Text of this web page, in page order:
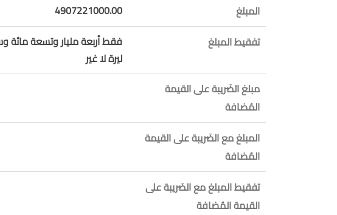
المبلغ
4907221000.00
تفقيط المبلغ
فقط أربعة مليار وتسعة مائة
ليرة لا غير
مبلغ الضَريبة على القيمة
المُضافة
المبلغ مع الضَريبة على القيمة
المُضافة
تفقيط المبلغ مع الضَريبة على
القيمة المُضافة